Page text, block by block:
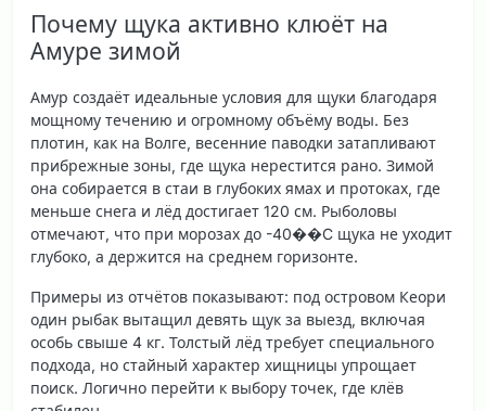
Почему щука активно клюёт на
Амуре зимой
Амур создаёт идеальные условия для щуки благодаря
мощному течению и огромному объёму воды. Без
плотин, как на Волге, весенние паводки затапливают
прибрежные зоны, где щука нерестится рано. Зимой
она собирается в стаи в глубоких ямах и протоках, где
меньше снега и лёд достигает 120 см. Рыболовы
отмечают, что при морозах до -40��C щука не уходит
глубоко, а держится на среднем горизонте.
Примеры из отчётов показывают: под островом Кеори
один рыбак вытащил девять щук за выезд, включая
особь свыше 4 кг. Толстый лёд требует специального
подхода, но стайный характер хищницы упрощает
поиск. Логично перейти к выбору точек, где клёв